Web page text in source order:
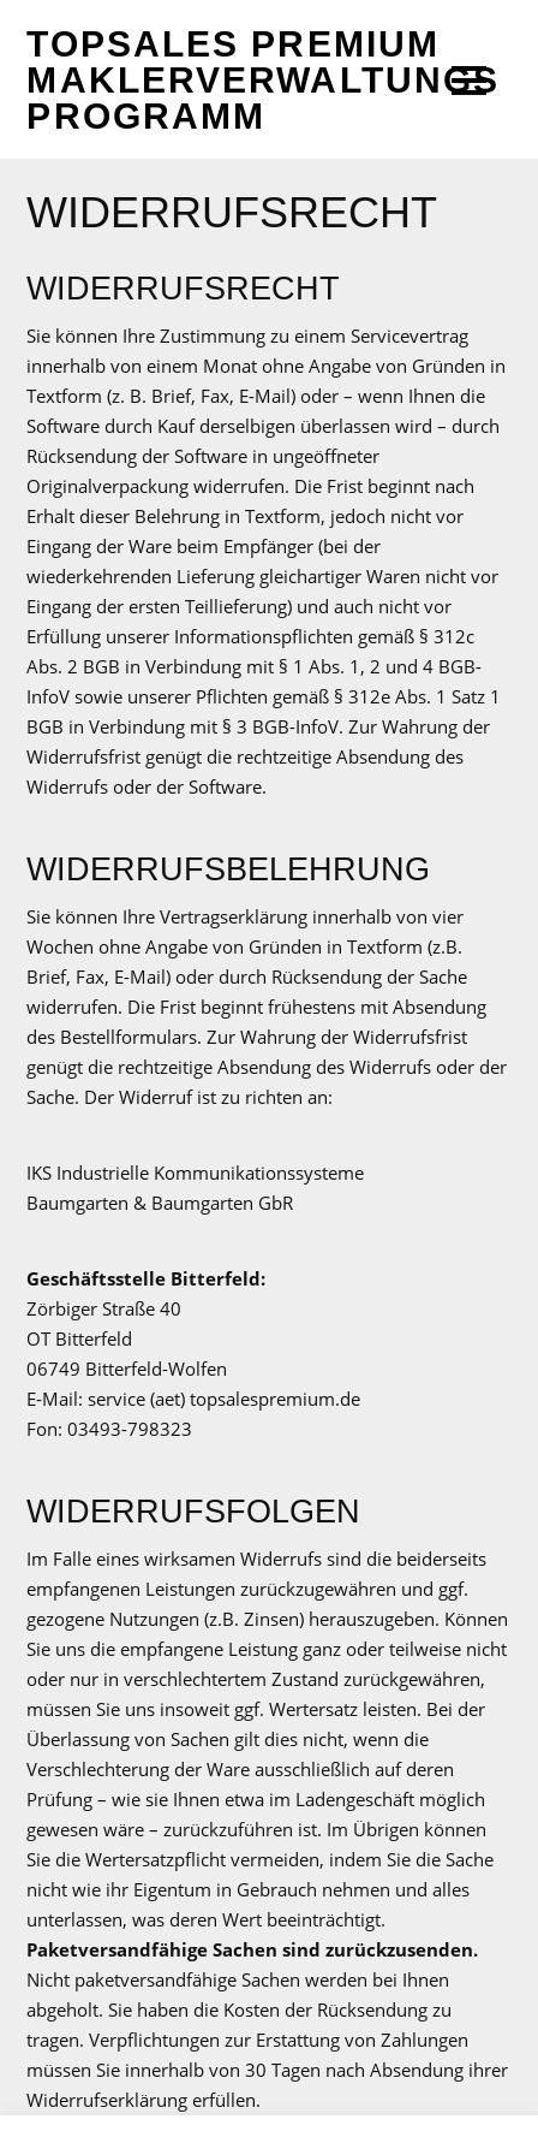
TOPSALES PREMIUM
MAKLERVERWALTUNGS
PROGRAMM
WIDERRUFSRECHT
WIDERRUFSRECHT
Sie können Ihre Zustimmung zu einem Servicevertrag
innerhalb von einem Monat ohne Angabe von Gründen in
Textform (z. B. Brief, Fax, E-Mail) oder – wenn Ihnen die
Software durch Kauf derselbigen überlassen wird – durch
Rücksendung der Software in ungeöffneter
Originalverpackung widerrufen. Die Frist beginnt nach
Erhalt dieser Belehrung in Textform, jedoch nicht vor
Eingang der Ware beim Empfänger (bei der
wiederkehrenden Lieferung gleichartiger Waren nicht vor
Eingang der ersten Teillieferung) und auch nicht vor
Erfüllung unserer Informationspflichten gemäß § 312c
Abs. 2 BGB in Verbindung mit § 1 Abs. 1, 2 und 4 BGB-
InfoV sowie unserer Pflichten gemäß § 312e Abs. 1 Satz 1
BGB in Verbindung mit § 3 BGB-InfoV. Zur Wahrung der
Widerrufsfrist genügt die rechtzeitige Absendung des
Widerrufs oder der Software.
WIDERRUFSBELEHRUNG
Sie können Ihre Vertragserklärung innerhalb von vier
Wochen ohne Angabe von Gründen in Textform (z.B.
Brief, Fax, E-Mail) oder durch Rücksendung der Sache
widerrufen. Die Frist beginnt frühestens mit Absendung
des Bestellformulars. Zur Wahrung der Widerrufsfrist
genügt die rechtzeitige Absendung des Widerrufs oder der
Sache. Der Widerruf ist zu richten an:
IKS Industrielle Kommunikationssysteme
Baumgarten & Baumgarten GbR
Geschäftsstelle Bitterfeld:
Zörbiger Straße 40
OT Bitterfeld
06749 Bitterfeld-Wolfen
E-Mail: service (aet) topsalespremium.de
Fon: 03493-798323
WIDERRUFSFOLGEN
Im Falle eines wirksamen Widerrufs sind die beiderseits
empfangenen Leistungen zurückzugewähren und ggf.
gezogene Nutzungen (z.B. Zinsen) herauszugeben. Können
Sie uns die empfangene Leistung ganz oder teilweise nicht
oder nur in verschlechtertem Zustand zurückgewähren,
müssen Sie uns insoweit ggf. Wertersatz leisten. Bei der
Überlassung von Sachen gilt dies nicht, wenn die
Verschlechterung der Ware ausschließlich auf deren
Prüfung – wie sie Ihnen etwa im Ladengeschäft möglich
gewesen wäre – zurückzuführen ist. Im Übrigen können
Sie die Wertersatzpflicht vermeiden, indem Sie die Sache
nicht wie ihr Eigentum in Gebrauch nehmen und alles
unterlassen, was deren Wert beeinträchtigt.
Paketversandfähige Sachen sind zurückzusenden.
Nicht paketversandfähige Sachen werden bei Ihnen
abgeholt. Sie haben die Kosten der Rücksendung zu
tragen. Verpflichtungen zur Erstattung von Zahlungen
müssen Sie innerhalb von 30 Tagen nach Absendung ihrer
Widerrufserklärung erfüllen.